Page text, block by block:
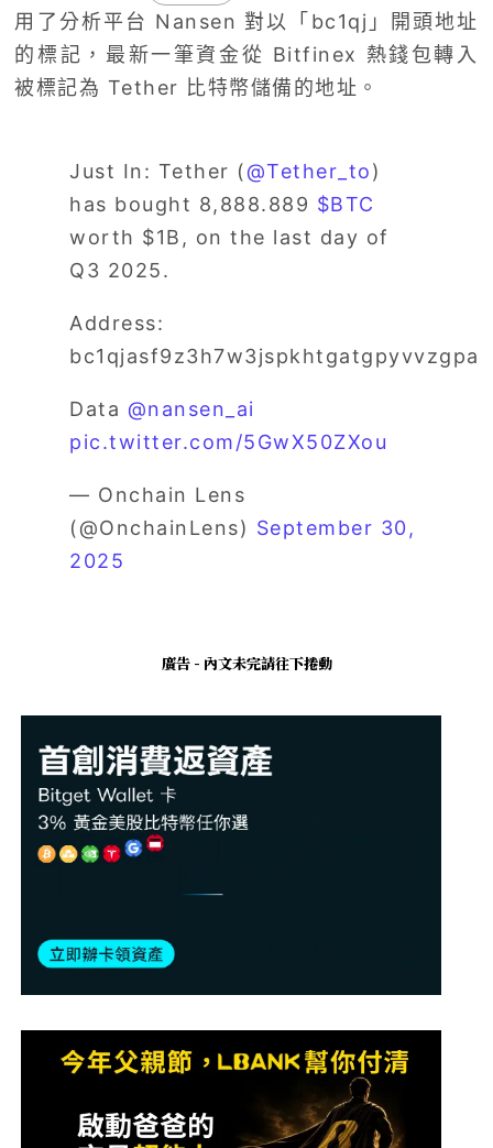
用了分析平台 Nansen 對以「bc1qj」開頭地址
的標記，最新一筆資金從 Bitfinex 熱錢包轉入
被標記為 Tether 比特幣儲備的地址。
Just In: Tether (@Tether_to)
has bought 8,888.889 $BTC
worth $1B, on the last day of
Q3 2025.
Address:
Data @nansen_ai
pic.twitter.com/5GwX50ZXou
— Onchain Lens
(@OnchainLens) September 30,
2025
廣告 - 內文未完請往下捲動